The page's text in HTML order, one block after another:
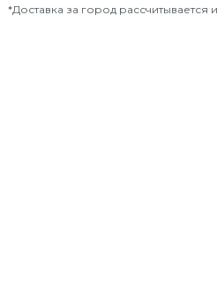
*Доставка за город рассчитывается